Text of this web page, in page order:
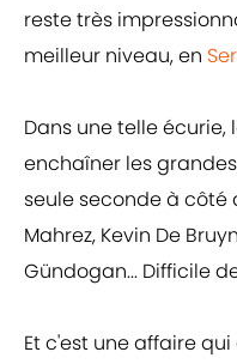
reste très
meilleur niveau, en
Dans une telle écurie,
enchaîner les
seule seconde à côté
Mahrez, Kevin De
Gündogan... Difficile
Et c'est une affaire